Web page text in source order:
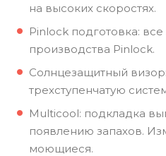
на высоких скоростях.
Pinlock подготовка:
производства Pinlock.
Солнцезащитный
трехступенчатую
Multicool: подкладка
появлению запахов.
моющиеся.